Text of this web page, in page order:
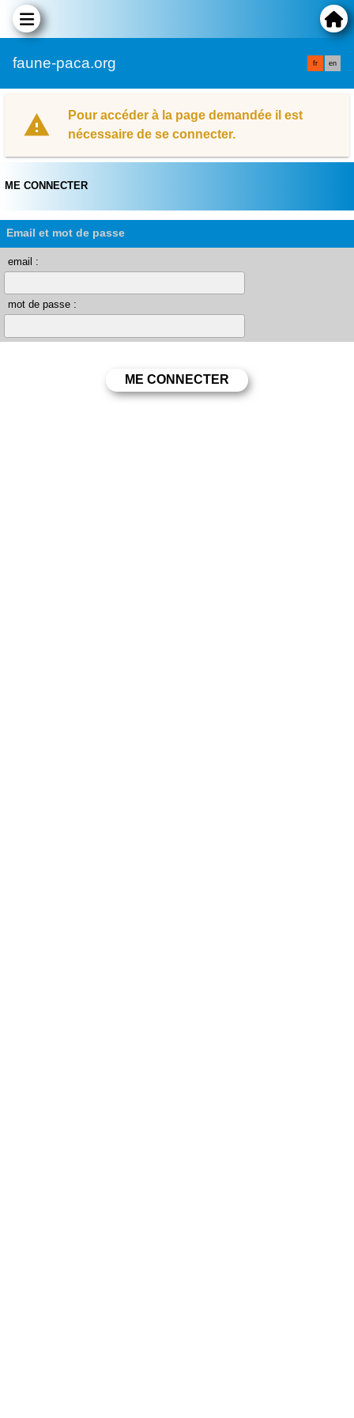
faune-paca.org fr en
Pour accéder à la page demandée il est
nécessaire de se connecter.
ME CONNECTER
Email et mot de passe
email :
mot de passe :